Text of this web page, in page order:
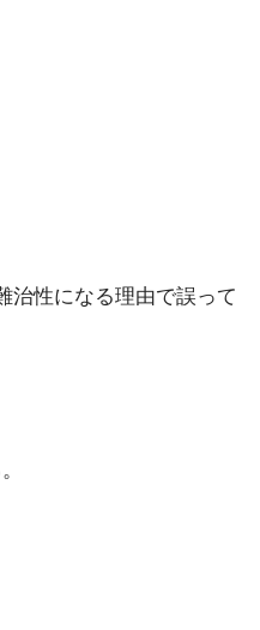
治性になる理由で誤って